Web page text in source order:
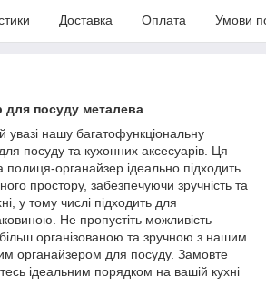
Доставка Оплата Умови
для посуду металева
увазі нашу багатофункціональну
посуду та кухонних аксесуарів. Ця
полиця-органайзер ідеально підходить
простору, забезпечуючи зручність та
у тому числі підходить для
Не пропустіть можливість
організованою та зручною з нашим
органайзером для посуду. Замовте
ідеальним порядком на вашій кухні